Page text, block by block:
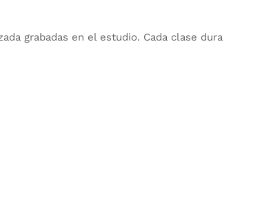
grabadas en el estudio. Cada clase dura